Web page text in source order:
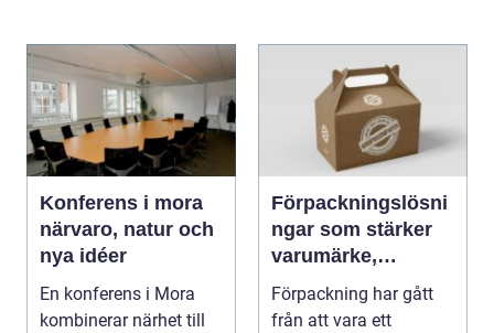
Konferens i mora
närvaro, natur och
nya idéer
En konferens i Mora
kombinerar närhet till
Förpackningslösni
ngar som stärker
varumärke,
hållbarhet och
lönsamhet
Förpackning har gått
från att vara ett